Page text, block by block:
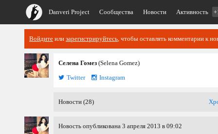
Danveri Project Сообщества Новости Активность
Войдите или зарегистрируйтесь, чтобы оставлять комментарии к
Селена Гомез (Selena Gomez)
Twitter
Instagram
Новости (28)
Новость опубликована 3 апреля 2013 в 09:02